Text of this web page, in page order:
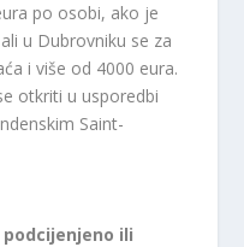
po osobi, ako je
u Dubrovniku se za
i više od 4000 eura.
otkriti u usporedbi
Saint-
podcijenjeno ili